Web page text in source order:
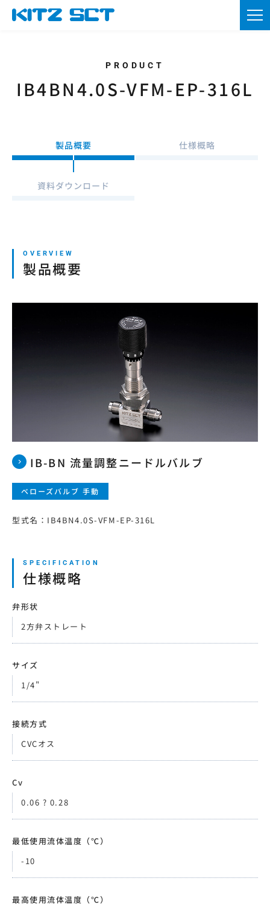
JP EN CN KR
ログイン・新規会員登録
TOP
会員登録
IB4BN4.0S-VFM-EP-316L
製品概要 仕様概略
資料ダウンロード
製品概要
IB-BN 流量調整ニードルバルブ
ベローズバルブ 手動
型式名：IB4BN4.0S-VFM-EP-316L
仕様概略
弁形状
2方弁ストレート
サイズ
1/4"
接続方式
CVCオス
Cv
0.06 ? 0.28
最低使用流体温度（℃）
-10
最高使用流体温度（℃）